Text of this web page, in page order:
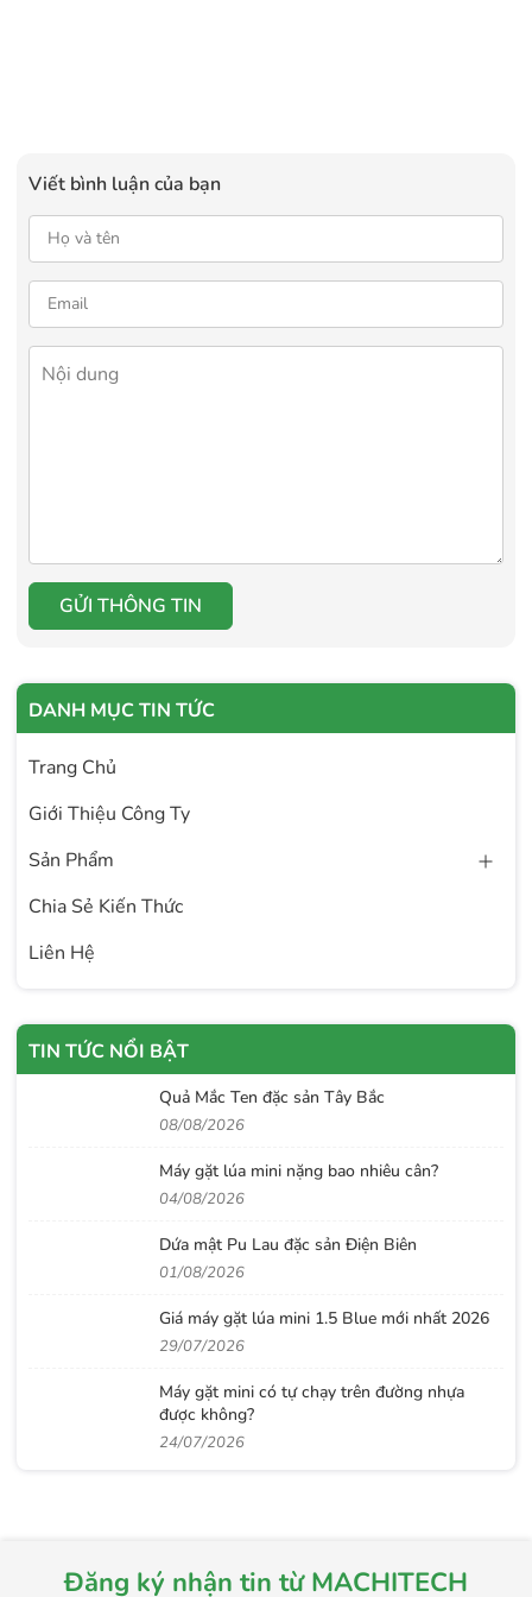
Viết bình luận của bạn
GỬI THÔNG TIN
DANH MỤC TIN TỨC
Trang Chủ
Giới Thiệu Công Ty
Sản Phẩm
Chia Sẻ Kiến Thức
Liên Hệ
TIN TỨC NỔI BẬT
Quả Mắc Ten đặc sản Tây Bắc
08/08/2026
Máy gặt lúa mini nặng bao nhiêu cân?
04/08/2026
Dứa mật Pu Lau đặc sản Điện Biên
01/08/2026
Giá máy gặt lúa mini 1.5 Blue mới nhất 2026
29/07/2026
Máy gặt mini có tự chạy trên đường nhựa
được không?
24/07/2026
Đăng ký nhận tin từ MACHITECH